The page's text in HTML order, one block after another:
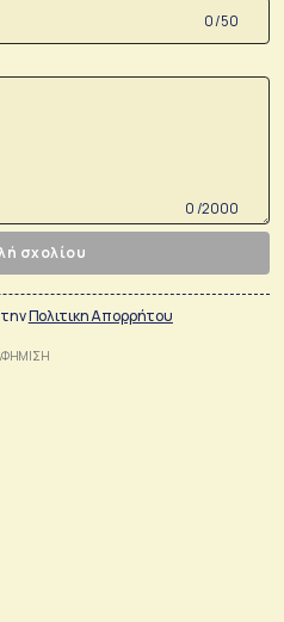
0 /50
0 /2000
σχολίου
τηνΠολιτικη Απορρήτου